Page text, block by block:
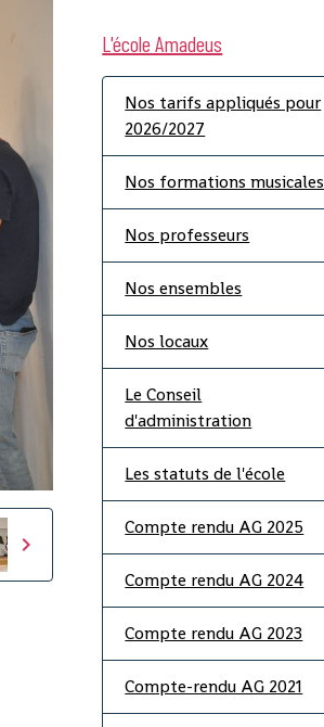
L'école Amadeus
Nos tarifs appliqués pour
2026/2027
Nos formations musicales
Nos professeurs
Nos ensembles
Nos locaux
Le Conseil
d'administration
Les statuts de l'école
Compte rendu AG 2025
Compte rendu AG 2024
Compte rendu AG 2023
Compte-rendu AG 2021